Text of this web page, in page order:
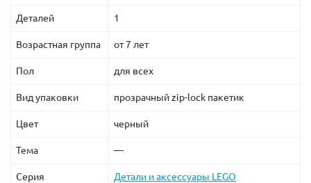
Деталей 1
Возрастная группа от 7 лет
Пол для всех
Вид упаковки прозрачный zip-lock пакетик
Цвет черный
Тема —
Серия Детали и аксессуары LEGO